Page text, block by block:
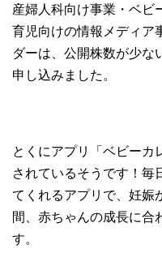
産婦人科向け事業・ベビ
育児向けの情報メディア
ダーは、公開株数が少な
申し込みました。
とくにアプリ「ベビーカ
されているそうです！毎
てくれるアプリで、妊娠
間、赤ちゃんの成長に合
す。